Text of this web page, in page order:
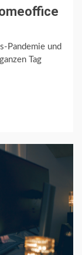
Pandemie und
Tag